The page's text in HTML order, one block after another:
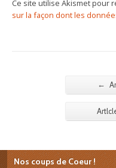
Ce site utilise Akismet pour
sur la façon dont les
←
Nos coups de Coeur !